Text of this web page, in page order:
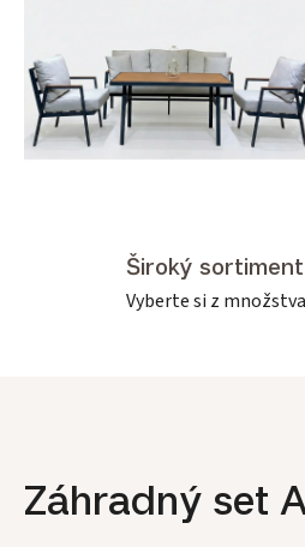
Široký sortiment
Vyberte si z
Záhradný set